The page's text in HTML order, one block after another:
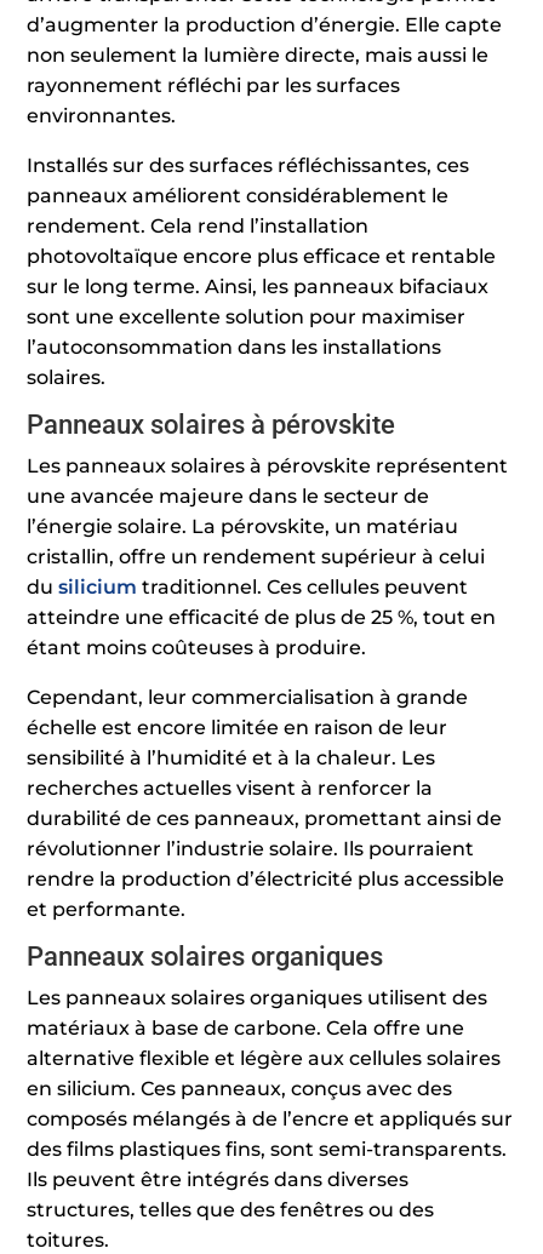
d’augmenter la production d’énergie. Elle capte
non seulement la lumière directe, mais aussi le
rayonnement réfléchi par les surfaces
environnantes.
Installés sur des surfaces réfléchissantes, ces
panneaux améliorent considérablement le
rendement. Cela rend l’installation
photovoltaïque encore plus efficace et rentable
sur le long terme. Ainsi, les panneaux bifaciaux
sont une excellente solution pour maximiser
l’autoconsommation dans les installations
solaires.
Panneaux solaires à pérovskite
Les panneaux solaires à pérovskite représentent
une avancée majeure dans le secteur de
l’énergie solaire. La pérovskite, un matériau
cristallin, offre un rendement supérieur à celui
dusilicium traditionnel. Ces cellules peuvent
atteindre une efficacité de plus de 25 %, tout en
étant moins coûteuses à produire.
Cependant, leur commercialisation à grande
échelle est encore limitée en raison de leur
sensibilité à l’humidité et à la chaleur. Les
recherches actuelles visent à renforcer la
durabilité de ces panneaux, promettant ainsi de
révolutionner l’industrie solaire. Ils pourraient
rendre la production d’électricité plus accessible
et performante.
Panneaux solaires organiques
Les panneaux solaires organiques utilisent des
matériaux à base de carbone. Cela offre une
alternative flexible et légère aux cellules solaires
en silicium. Ces panneaux, conçus avec des
composés mélangés à de l’encre et appliqués sur
des films plastiques fins, sont semi-transparents.
Ils peuvent être intégrés dans diverses
structures, telles que des fenêtres ou des
toitures.